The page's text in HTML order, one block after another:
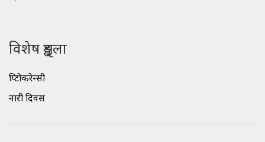
विशेष शृङ्खला
क्रिप्टोकरेन्सी
नारी दिवस